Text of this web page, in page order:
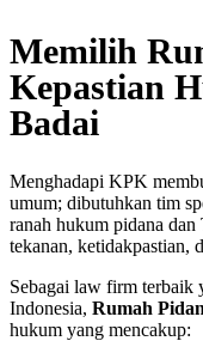
Memilih
Kepastian
Badai
Menghadapi KPK
umum; dibutuhkan tim
ranah hukum pidana dan
tekanan, ketidakpastian,
Sebagai law firm terbaik
Indonesia, Rumah
hukum yang mencakup: